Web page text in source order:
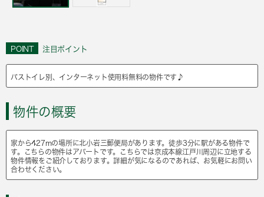
POINT 注目ポイント
バストイレ別、インターネット使用料無料の物件です♪
物件の概要
家から427mの場所に北小岩三郵便局があります。徒歩3分に駅がある物件で
す。こちらの物件はアパートです。こちらでは京成本線江戸川周辺に立地する
物件情報をご紹介しております。詳細が気になるのであれば、お気軽にお問い
合わせください。